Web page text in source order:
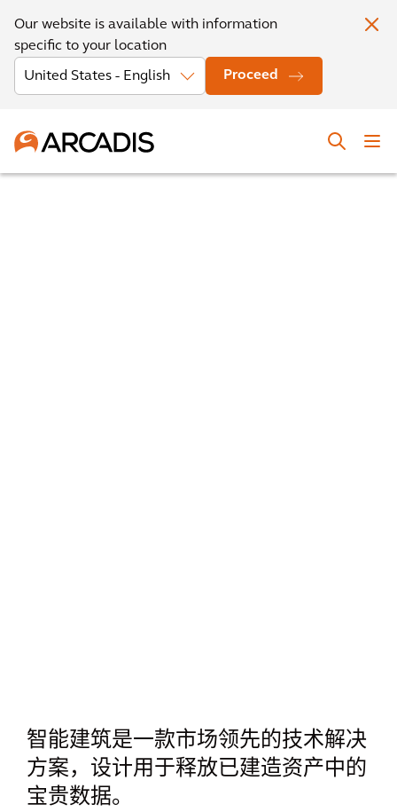
Our website is available with information
specific to your location
Proceed
智能建筑是一款市场领先的技术解决
方案，设计用于释放已建造资产中的
宝贵数据。